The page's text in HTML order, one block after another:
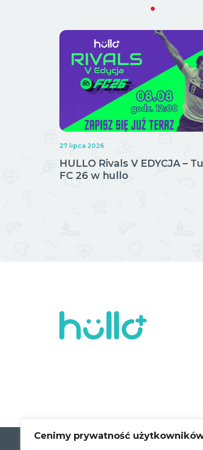
Cenimy prywatność
27 lipca 2026
HULLO Rivals V EDYCJA –
FC 26 w hullo